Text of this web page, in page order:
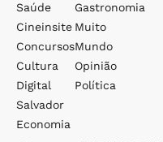
Saúde
Cineinsite
Concursos
Cultura
Digital
Salvador
Economia
Gastronomia
Muito
Mundo
Opinião
Política